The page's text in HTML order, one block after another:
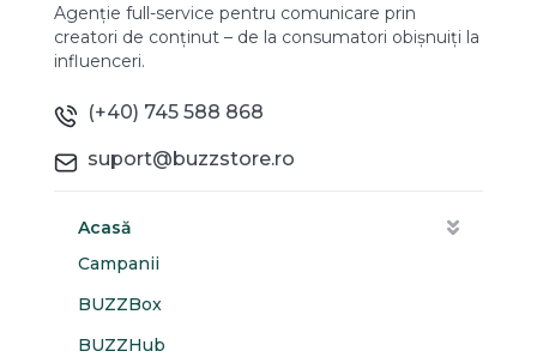
Agenție full-service pentru comunicare prin
creatori de conținut – de la consumatori obișnuiți la
influenceri.
(+40) 745 588 868
suport@buzzstore.ro
Acasă
Campanii
BUZZBox
BUZZHub